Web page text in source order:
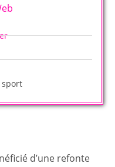
sport
d’une refonte